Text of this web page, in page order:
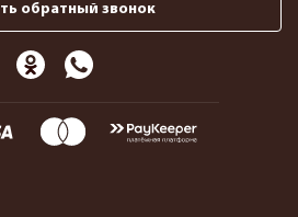
обратный звонок